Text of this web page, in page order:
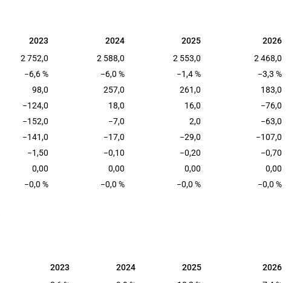
2023 2024 2025 2026
2023 2024 2025
2026
2 752,0 2 588,0 2 553,0
2 468,0
−6,6 % −6,0 % −1,4 %
−3,3 %
98,0 257,0 261,0
183,0
−124,0 18,0 16,0
−76,0
−152,0 −7,0 2,0
−63,0
−141,0 −17,0 −29,0
−107,0
−1,50 −0,10 −0,20
−0,70
0,00 0,00 0,00
0,00
−0,0 % −0,0 % −0,0 % −0,0 %
2023 2024 2025 2026
2023 2024 2025
2026